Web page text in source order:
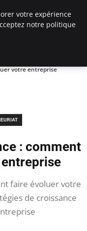
votre entreprise
: comment
faire évoluer votre
de croissance
votre expérience
notre politique